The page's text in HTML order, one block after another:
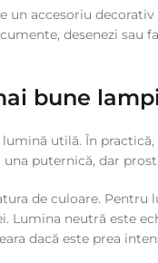
un accesoriu
desenezi sau
bune
utilă. În
puternică, dar
de culoare.
Lumina neutră este
dacă este prea